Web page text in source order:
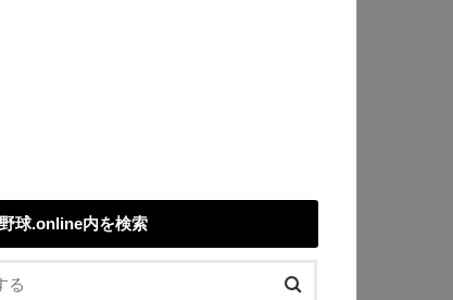
球.online内を検索